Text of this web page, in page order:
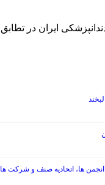
ایران در
ها، اتحادیه صنف و شرکت